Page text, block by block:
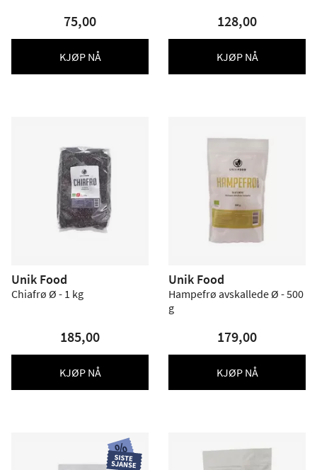
75,00
KJØP NÅ
128,00
KJØP NÅ
Unik Food
Chiafrø Ø - 1 kg
185,00
KJØP NÅ
Unik Food
Hampefrø avskallede Ø - 500
g
179,00
KJØP NÅ